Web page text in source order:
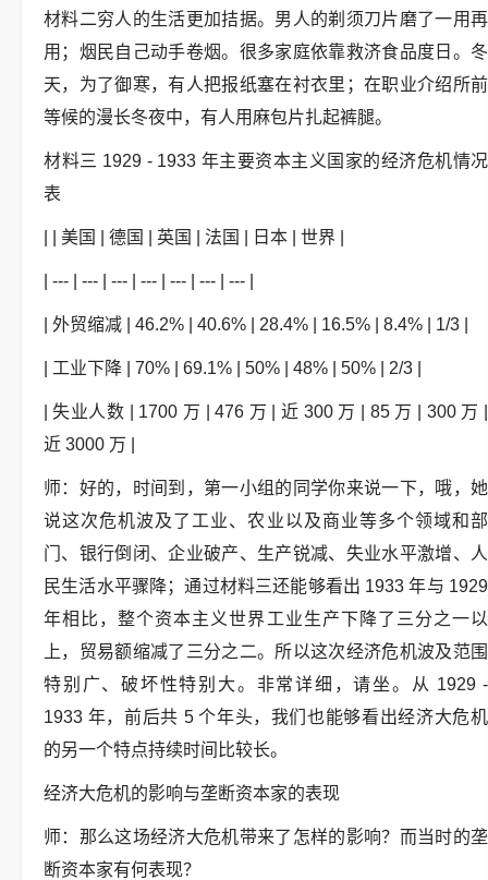
材料二穷人的生活更加拮据。男人的剃须刀片磨了一用再
用；烟民自己动手卷烟。很多家庭依靠救济食品度日。冬
天，为了御寒，有人把报纸塞在衬衣里；在职业介绍所前
等候的漫长冬夜中，有人用麻包片扎起裤腿。
材料三 1929 - 1933 年主要资本主义国家的经济危机情况
表
| | 美国 | 德国 | 英国 | 法国 | 日本 | 世界 |
| --- | --- | --- | --- | --- | --- | --- |
| 外贸缩减 | 46.2% | 40.6% | 28.4% | 16.5% | 8.4% | 1/3 |
| 工业下降 | 70% | 69.1% | 50% | 48% | 50% | 2/3 |
| 失业人数 | 1700 万 | 476 万 | 近 300 万 | 85 万 | 300 万 |
近 3000 万 |
师：好的，时间到，第一小组的同学你来说一下，哦，她
说这次危机波及了工业、农业以及商业等多个领域和部
门、银行倒闭、企业破产、生产锐减、失业水平激增、人
民生活水平骤降；通过材料三还能够看出 1933 年与 1929
年相比，整个资本主义世界工业生产下降了三分之一以
上，贸易额缩减了三分之二。所以这次经济危机波及范围
特别广、破坏性特别大。非常详细，请坐。从 1929 -
1933 年，前后共 5 个年头，我们也能够看出经济大危机
的另一个特点持续时间比较长。
经济大危机的影响与垄断资本家的表现
师：那么这场经济大危机带来了怎样的影响？而当时的垄
断资本家有何表现？